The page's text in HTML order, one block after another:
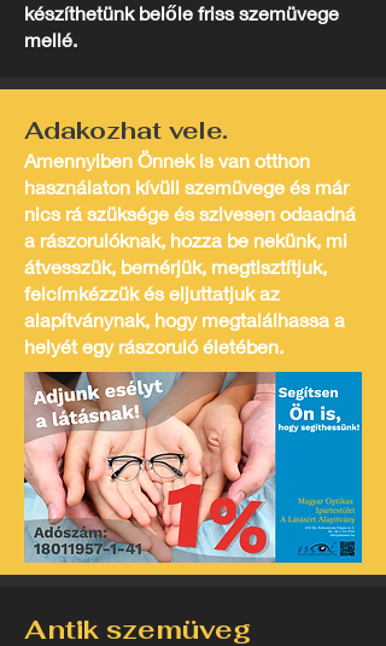
készíthetünk belőle friss szemüvege
mellé.
Adakozhat vele.
Amennyiben Önnek is van otthon
használaton kívüli szemüvege és már
nics rá szüksége és szivesen odaadná
a rászorulóknak, hozza be nekünk, mi
átvesszük, bemérjük, megtisztítjuk,
felcímkézzük és eljuttatjuk az
alapítványnak, hogy megtalálhassa a
helyét egy rászoruló életében.
Antik szemüveg